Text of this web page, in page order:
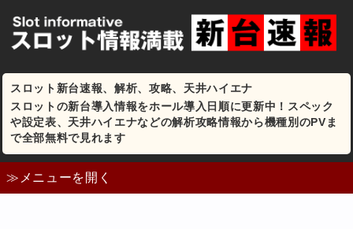
スロット新台速報、解析、攻略、天井ハイエナ
スロットの新台導入情報をホール導入日順に更新中！スペック
や設定表、天井ハイエナなどの解析攻略情報から機種別のPVま
で全部無料で見れます
≫メニューを開く